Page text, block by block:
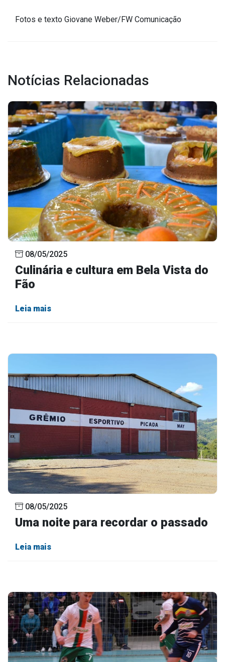
Fotos e texto Giovane Weber/FW Comunicação
Notícias Relacionadas
08/05/2025
Culinária e cultura em Bela Vista do
Fão
Leia mais
08/05/2025
Uma noite para recordar o passado
Leia mais